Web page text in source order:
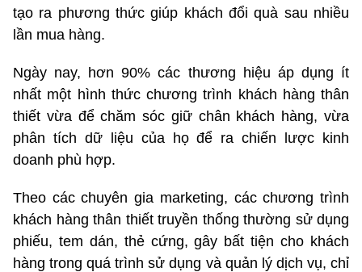
tạo ra phương thức giúp khách đổi quà sau nhiều
lần mua hàng.
Ngày nay, hơn 90% các thương hiệu áp dụng ít
nhất một hình thức chương trình khách hàng thân
thiết vừa để chăm sóc giữ chân khách hàng, vừa
phân tích dữ liệu của họ để ra chiến lược kinh
doanh phù hợp.
Theo các chuyên gia marketing, các chương trình
khách hàng thân thiết truyền thống thường sử dụng
phiếu, tem dán, thẻ cứng, gây bất tiện cho khách
hàng trong quá trình sử dụng và quản lý dịch vụ, chỉ